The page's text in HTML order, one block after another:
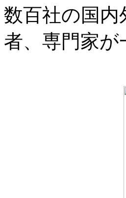
数百社の国内
者、専門家